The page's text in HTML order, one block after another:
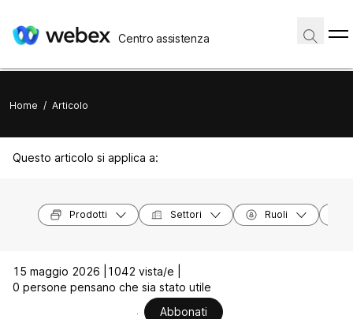
Centro assistenza
Home / Articolo
Questo articolo si applica a:
Prodotti Settori Ruoli
15 maggio 2026 |
1042 vista/e |
0 persone pensano che sia stato utile
Abbonati